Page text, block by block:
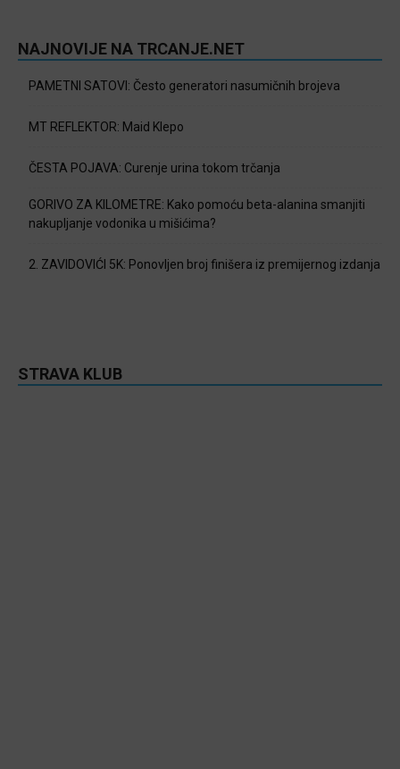
NAJNOVIJE NA TRCANJE.NET
PAMETNI SATOVI: Često generatori nasumičnih brojeva
MT REFLEKTOR: Maid Klepo
ČESTA POJAVA: Curenje urina tokom trčanja
GORIVO ZA KILOMETRE: Kako pomoću beta-alanina smanjiti
nakupljanje vodonika u mišićima?
2. ZAVIDOVIĆI 5K: Ponovljen broj finišera iz premijernog izdanja
STRAVA KLUB